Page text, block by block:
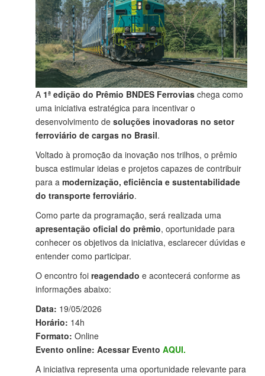
A 1ª edição do Prêmio BNDES Ferrovias chega como
uma iniciativa estratégica para incentivar o
desenvolvimento de soluções inovadoras no setor
ferroviário de cargas no Brasil.
Voltado à promoção da inovação nos trilhos, o prêmio
busca estimular ideias e projetos capazes de contribuir
para a modernização, eficiência e sustentabilidade
do transporte ferroviário.
Como parte da programação, será realizada uma
apresentação oficial do prêmio, oportunidade para
conhecer os objetivos da iniciativa, esclarecer dúvidas e
entender como participar.
O encontro foi reagendado e acontecerá conforme as
informações abaixo:
Data: 19/05/2026
Horário: 14h
Formato: Online
Evento online: Acessar Evento AQUI.
A iniciativa representa uma oportunidade relevante para